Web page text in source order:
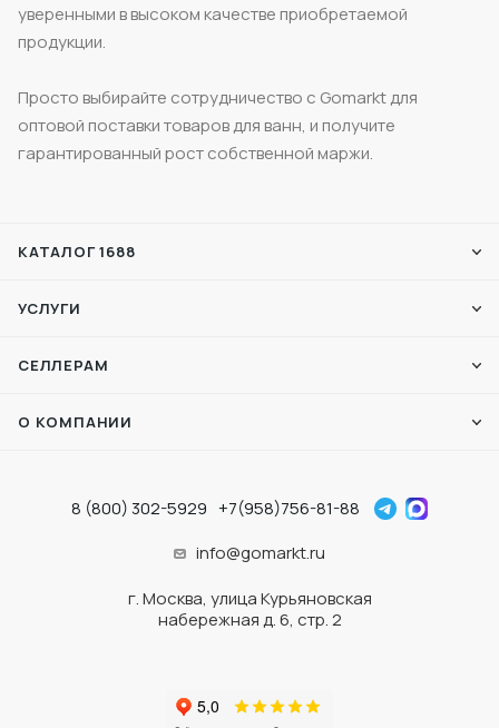
уверенными в высоком качестве приобретаемой
продукции.
Просто выбирайте сотрудничество с Gomarkt для
оптовой поставки товаров для ванн, и получите
гарантированный рост собственной маржи.
КАТАЛОГ 1688
УСЛУГИ
СЕЛЛЕРАМ
О КОМПАНИИ
8 (800) 302-5929 +7(958)756-81-88
info@gomarkt.ru
г. Москва, улица Курьяновская
набережная д. 6, стр. 2